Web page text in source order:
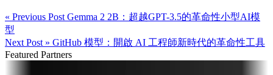
« Previous Post Gemma 2 2B：超越GPT-3.5的革命性小型AI模
型
Next Post » GitHub 模型：開啟 AI 工程師新時代的革命性工具
Featured Partners